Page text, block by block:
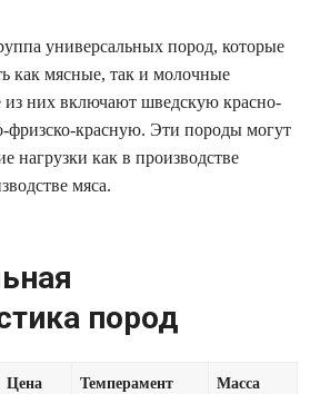
универсальных пород, которые
как мясные, так и молочные
из них включают шведскую красно-
фризско-красную. Эти породы могут
нагрузки как в производстве
мяса.
пород
Цена Темперамент Масса